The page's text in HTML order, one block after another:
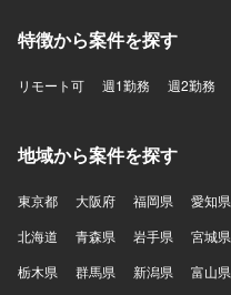
特徴から案件を探す
リモート可 週1勤務 週2勤務
地域から案件を探す
東京都 大阪府 福岡県 愛知県
北海道
青森県 岩手県 宮城県
栃木県
群馬県 新潟県 富山県